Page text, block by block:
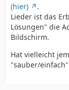
(hier)
.
Lieder ist das
Lösungen" die
Bildschirm.
Hat vielleicht
"sauber/